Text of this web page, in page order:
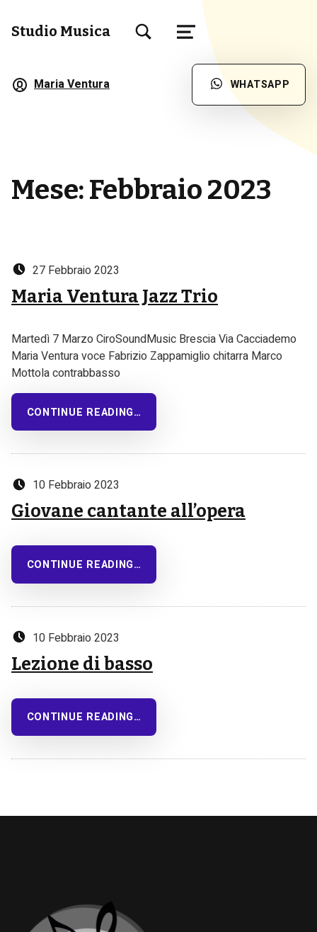
Studio Musica
MENU
Maria Ventura WHATSAPP
Mese:Febbraio 2023
Posted on:
27 Febbraio 2023
Maria Ventura Jazz Trio
Martedì 7 Marzo CiroSoundMusic Brescia Via Cacciademo
Maria Ventura voce Fabrizio Zappamiglio chitarra Marco
Mottola contrabbasso
CONTINUE READING…
Posted on:
10 Febbraio 2023
Giovane cantante all’opera
CONTINUE READING…
Posted on:
10 Febbraio 2023
Lezione di basso
CONTINUE READING…